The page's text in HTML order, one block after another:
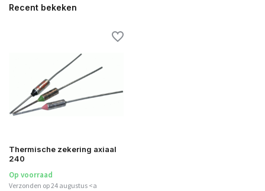
Recent bekeken
Thermische zekering axiaal
240
Op voorraad
Verzonden op 24 augustus <a